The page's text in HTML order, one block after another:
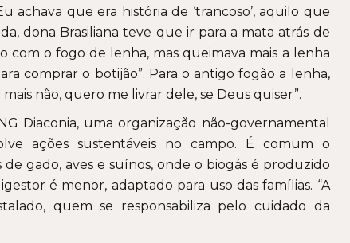
achava que era história de ‘trancoso’, aquilo que
dona Brasiliana teve que ir para a mata atrás de
com o fogo de lenha, mas queimava mais a lenha
comprar o botijão”. Para o antigo fogão a lenha,
não, quero me livrar dele, se Deus quiser”.
Diaconia, uma organização não-governamental
ações sustentáveis no campo. É comum o
gado, aves e suínos, onde o biogás é produzido
é menor, adaptado para uso das famílias. “A
quem se responsabiliza pelo cuidado da